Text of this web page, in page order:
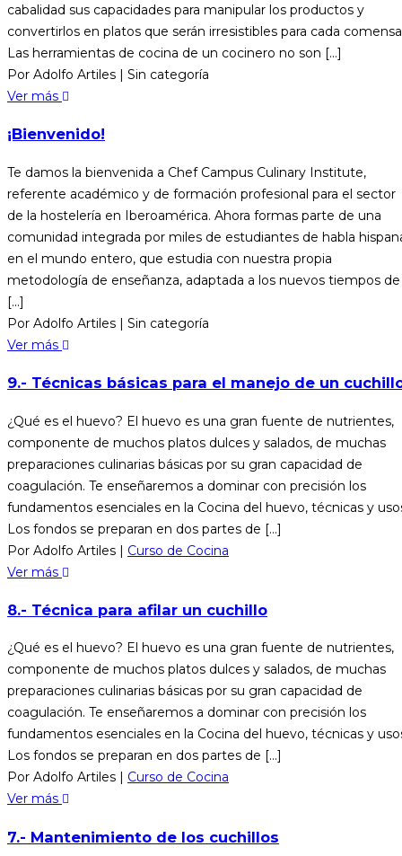
cabalidad sus capacidades para manipular los productos y
convertirlos en platos que serán irresistibles para cada
Las herramientas de cocina de un cocinero no son [...]
Por Adolfo Artiles | Sin categoría
Ver más
¡Bienvenido!
Te damos la bienvenida a Chef Campus Culinary Institute,
referente académico y de formación profesional para el sector
de la hostelería en Iberoamérica. Ahora formas parte de una
comunidad integrada por miles de estudiantes de habla
en el mundo entero, que estudia con nuestra propia
metodología de enseñanza, adaptada a los nuevos tiempos de
[...]
Por Adolfo Artiles | Sin categoría
Ver más
9.- Técnicas básicas para el manejo de un
¿Qué es el huevo? El huevo es una gran fuente de nutrientes,
componente de muchos platos dulces y salados, de muchas
preparaciones culinarias básicas por su gran capacidad de
coagulación. Te enseñaremos a dominar con precisión los
fundamentos esenciales en la Cocina del huevo, técnicas y
Los fondos se preparan en dos partes de [...]
Por Adolfo Artiles | Curso de Cocina
Ver más
8.- Técnica para afilar un cuchillo
¿Qué es el huevo? El huevo es una gran fuente de nutrientes,
componente de muchos platos dulces y salados, de muchas
preparaciones culinarias básicas por su gran capacidad de
coagulación. Te enseñaremos a dominar con precisión los
fundamentos esenciales en la Cocina del huevo, técnicas y
Los fondos se preparan en dos partes de [...]
Por Adolfo Artiles | Curso de Cocina
Ver más
7.- Mantenimiento de los cuchillos